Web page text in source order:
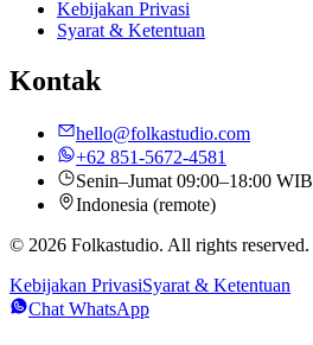
Kebijakan Privasi
Syarat & Ketentuan
Kontak
hello@folkastudio.com
+62 851-5672-4581
Senin–Jumat 09:00–18:00 WIB
Indonesia (remote)
© 2026 Folkastudio. All rights reserved.
Kebijakan PrivasiSyarat & Ketentuan
Chat WhatsApp